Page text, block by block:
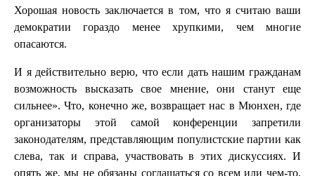
Хорошая новость заключается в том, что я считаю ваши
демократии гораздо менее хрупкими, чем многие
опасаются.
И я действительно верю, что если дать нашим гражданам
возможность высказать свое мнение, они станут еще
сильнее». Что, конечно же, возвращает нас в Мюнхен, где
организаторы этой самой конференции запретили
законодателям, представляющим популистские партии как
слева, так и справа, участвовать в этих дискуссиях. И
опять же, мы не обязаны соглашаться со всем или чем-то,